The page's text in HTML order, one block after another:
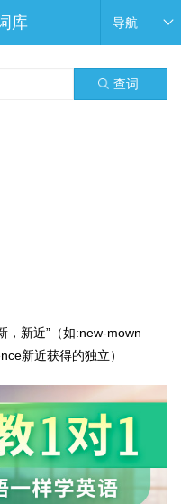
库 导航
查词
，新近”（如:new-mown
新近获得的独立）